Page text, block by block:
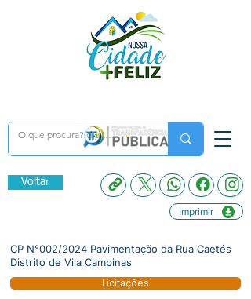
Voltar
Imprimir
CP N°002/2024 Pavimentação da Rua Caetés
Distrito de Vila Campinas
Licitações